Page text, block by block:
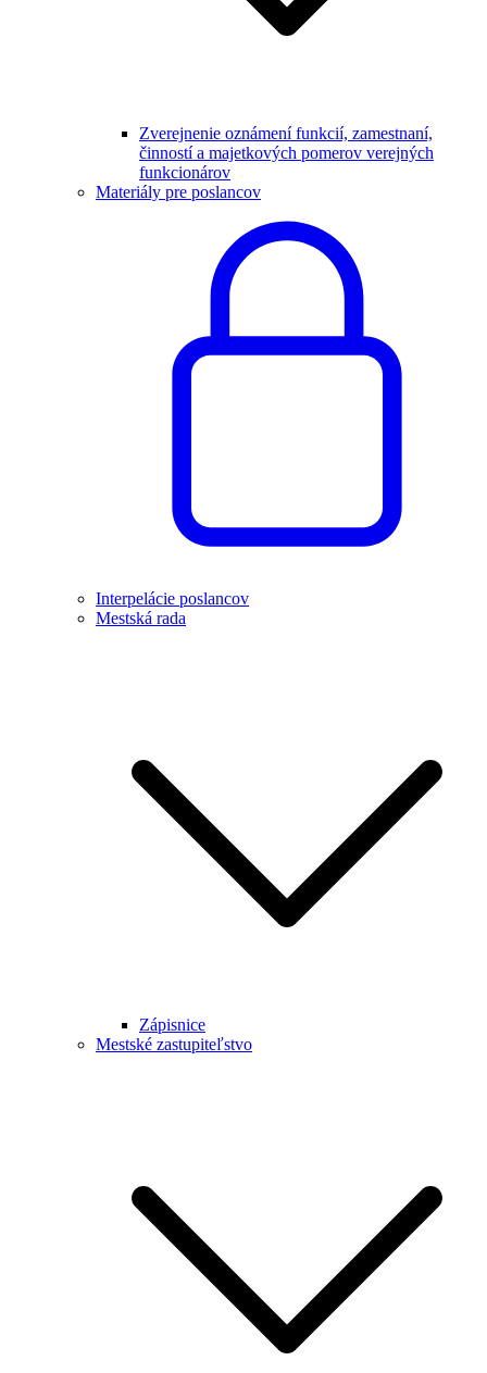
Zverejnenie oznámení funkcií, zamestnaní,
činností a majetkových pomerov verejných
funkcionárov
Materiály pre poslancov
Interpelácie poslancov
Mestská rada
Zápisnice
Mestské zastupiteľstvo